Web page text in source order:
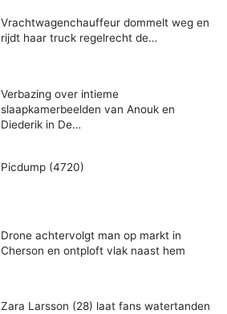
Vrachtwagenchauffeur dommelt weg en
rijdt haar truck regelrecht de…
Verbazing over intieme
slaapkamerbeelden van Anouk en
Diederik in De…
Picdump (4720)
Drone achtervolgt man op markt in
Cherson en ontploft vlak naast hem
Zara Larsson (28) laat fans watertanden